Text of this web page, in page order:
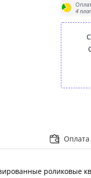
4
Оплата
роликовые